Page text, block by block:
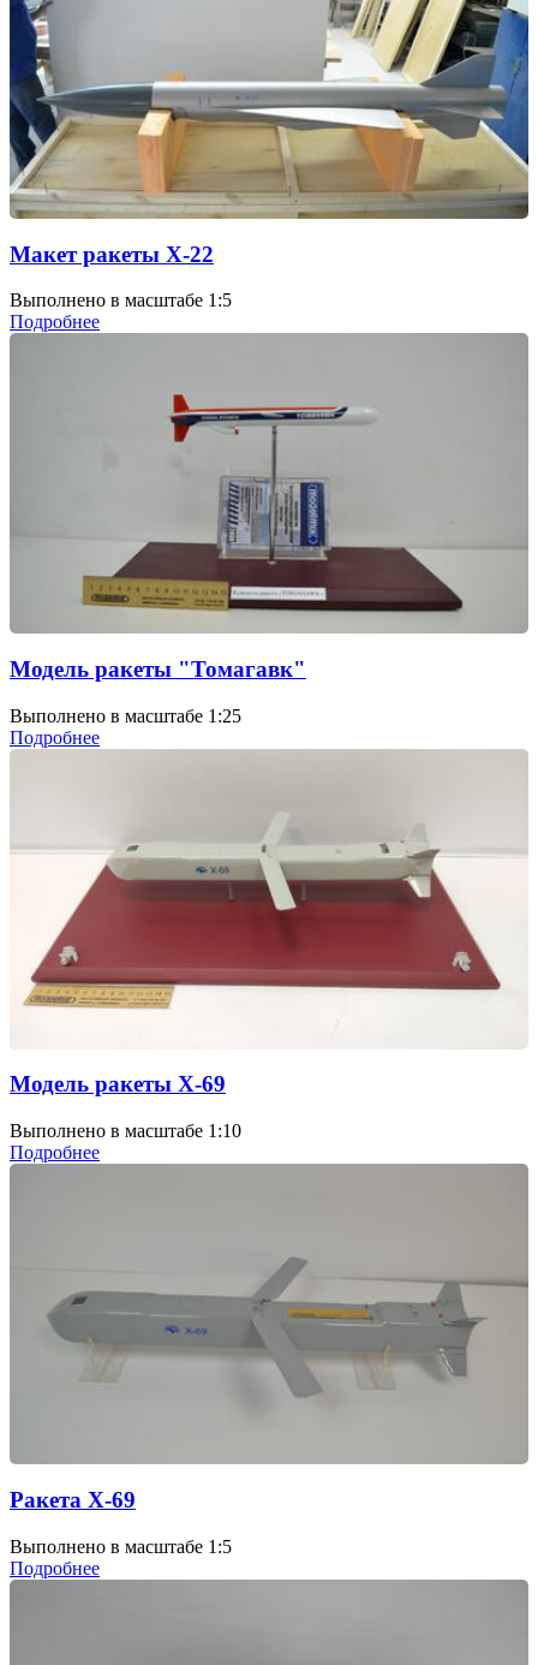
Макет ракеты Х-22
Выполнено в масштабе 1:5
Подробнее
Модель ракеты "Томагавк"
Выполнено в масштабе 1:25
Подробнее
Модель ракеты Х-69
Выполнено в масштабе 1:10
Подробнее
Ракета Х-69
Выполнено в масштабе 1:5
Подробнее